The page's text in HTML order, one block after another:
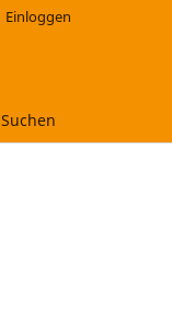
Suchen
Einloggen